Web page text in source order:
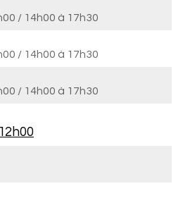
/ 14h00 à 17h30
/ 14h00 à 17h30
/ 14h00 à 17h30